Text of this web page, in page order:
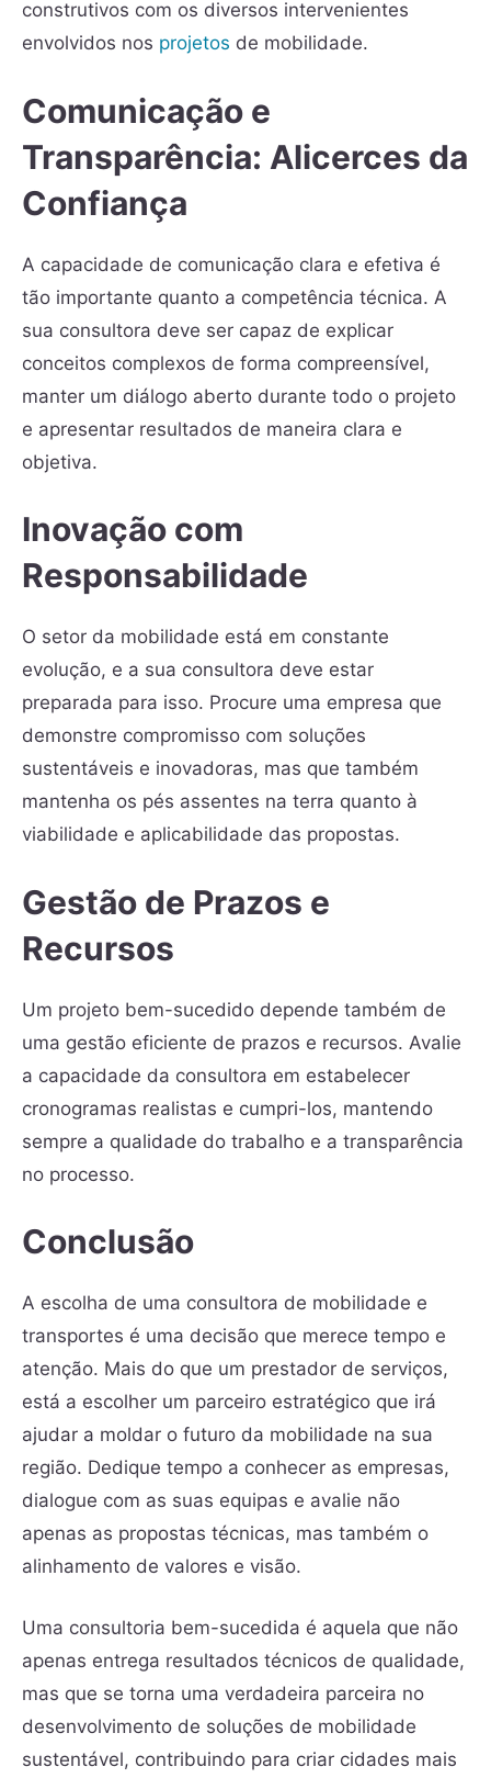
construtivos com os diversos intervenientes
envolvidos nos projetos de mobilidade.
Comunicação e
Transparência: Alicerces da
Confiança
A capacidade de comunicação clara e efetiva é
tão importante quanto a competência técnica. A
sua consultora deve ser capaz de explicar
conceitos complexos de forma compreensível,
manter um diálogo aberto durante todo o projeto
e apresentar resultados de maneira clara e
objetiva.
Inovação com
Responsabilidade
O setor da mobilidade está em constante
evolução, e a sua consultora deve estar
preparada para isso. Procure uma empresa que
demonstre compromisso com soluções
sustentáveis e inovadoras, mas que também
mantenha os pés assentes na terra quanto à
viabilidade e aplicabilidade das propostas.
Gestão de Prazos e
Recursos
Um projeto bem-sucedido depende também de
uma gestão eficiente de prazos e recursos. Avalie
a capacidade da consultora em estabelecer
cronogramas realistas e cumpri-los, mantendo
sempre a qualidade do trabalho e a transparência
no processo.
Conclusão
A escolha de uma consultora de mobilidade e
transportes é uma decisão que merece tempo e
atenção. Mais do que um prestador de serviços,
está a escolher um parceiro estratégico que irá
ajudar a moldar o futuro da mobilidade na sua
região. Dedique tempo a conhecer as empresas,
dialogue com as suas equipas e avalie não
apenas as propostas técnicas, mas também o
alinhamento de valores e visão.
Uma consultoria bem-sucedida é aquela que não
apenas entrega resultados técnicos de qualidade,
mas que se torna uma verdadeira parceira no
desenvolvimento de soluções de mobilidade
sustentável, contribuindo para criar cidades mais